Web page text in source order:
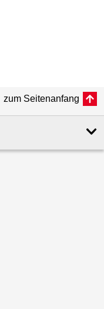
zum Seitenanfang